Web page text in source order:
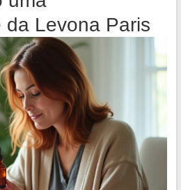
da Levona Paris